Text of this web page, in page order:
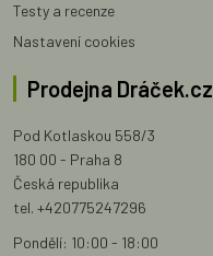
Testy a recenze
Nastavení cookies
Prodejna Dráček.cz
Pod Kotlaskou 558/3
180 00 - Praha 8
Česká republika
tel. +420775247296
Pondělí: 10:00 - 18:00